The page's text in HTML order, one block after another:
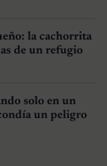
la cachorrita
de un refugio
solo en un
un peligro